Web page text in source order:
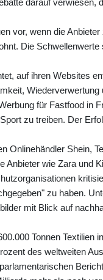
darauf verwiesen,
vor, wenn die
Die
auf ihren Websites
Wiederverwertung
für Fastfood in
zu treiben. Der
Onlinehändler Shein,
wie Zara und
zu haben.
mit Blick auf
Tonnen Textilien
des weltweiten